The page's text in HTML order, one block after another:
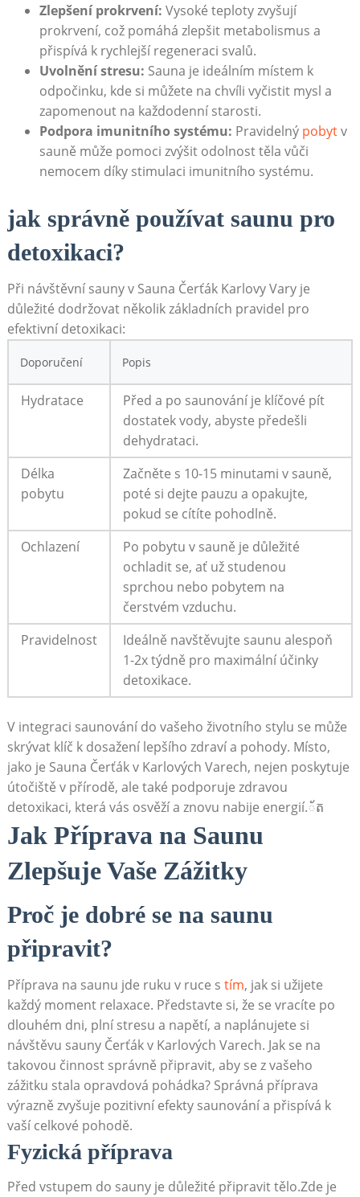
Zlepšení⁣ prokrvení: ⁤Vysoké teploty zvyšují
prokrvení, což pomáhá zlepšit metabolismus a
přispívá k rychlejší regeneraci svalů.
Uvolnění stresu: Sauna je ideálním místem ‍k
odpočinku, kde si můžete na chvíli vyčistit mysl a
zapomenout na každodenní starosti.
Podpora ⁢imunitního systému: ‌Pravidelný pobytv
sauně může pomoci zvýšit odolnost těla vůči
‌nemocem díky stimulaci imunitního systému.
jak správně používat saunu pro
detoxikaci?
Při návštěvní sauny v Sauna Čerťák ‌Karlovy ‌Vary je
důležité dodržovat ⁤několik základních pravidel ⁣pro⁢
efektivní ​detoxikaci:
Doporučení Popis
Hydratace
Před a po⁤ saunování je klíčové pít
dostatek‌ vody, abyste předešli
dehydrataci.
Délka⁢
pobytu
Začněte ​s 10-15 minutami v sauně,
‌poté si dejte ‌pauzu a opakujte,
pokud ​se cítíte pohodlně.
Ochlazení
Po pobytu v‌ sauně je důležité
ochladit se, ať už ⁣studenou
sprchou nebo​ pobytem​ na
čerstvém ⁣vzduchu.
Pravidelnost
Ideálně navštěvujte saunu alespoň
1-2x‍ týdně⁣ pro maximální účinky
detoxikace.
V​ integraci saunování do vašeho životního stylu se ​může
skrývat klíč k dosažení lepšího zdraví a pohody.​ Místo,
jako je Sauna ​Čerťák v Karlových‌ Varech, nejen⁢ poskytuje
útočiště v ‍přírodě, ale také podporuje zdravou
detoxikaci, která vás osvěží a znovu nabije energií.័ត
Jak ⁣Příprava na ​Saunu
Zlepšuje Vaše Zážitky
Proč je dobré se na saunu
připravit?
Příprava na saunu ⁣jde ruku v ruce s tím, jak si ⁢užijete
každý moment relaxace. Představte si, ​že se⁤ vracíte po
dlouhém dni, ​plní‍ stresu a ⁤napětí, a naplánujete si
návštěvu sauny Čerťák ‍v Karlových Varech. Jak se na
⁣takovou činnost správně⁣ připravit, aby se z vašeho ​
zážitku stala opravdová ‌pohádka?⁢ Správná⁢ příprava
⁤výrazně zvyšuje pozitivní⁣ efekty saunování a přispívá k
vaší celkové pohodě.
Fyzická příprava
Před⁣ vstupem do sauny je‍ důležité připravit tělo.Zde ‌je